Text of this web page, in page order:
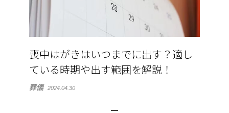
喪中はがきはいつまでに出す？適し
ている時期や出す範囲を解説！
葬儀 2024.04.30